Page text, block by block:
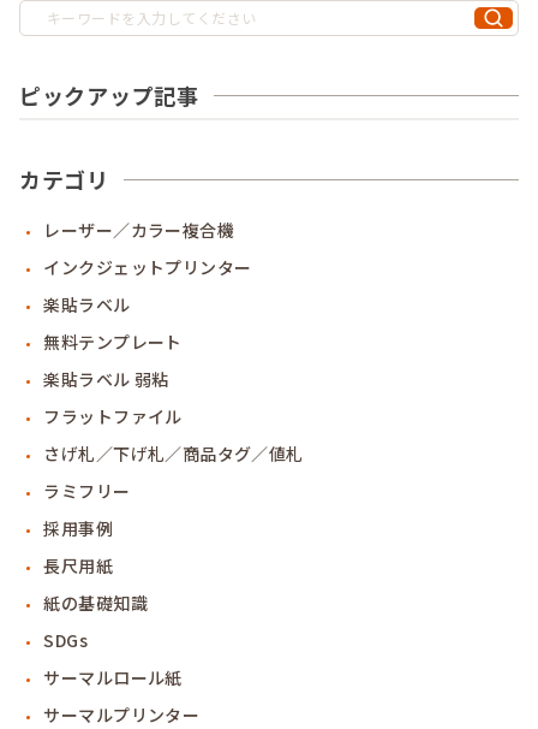
ピックアップ記事
カテゴリ
レーザー／カラー複合機
インクジェットプリンター
楽貼ラベル
無料テンプレート
楽貼ラベル 弱粘
フラットファイル
さげ札／下げ札／商品タグ／値札
ラミフリー
採用事例
長尺用紙
紙の基礎知識
SDGs
サーマルロール紙
サーマルプリンター